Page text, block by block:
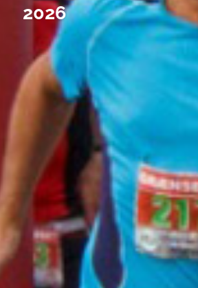
2026